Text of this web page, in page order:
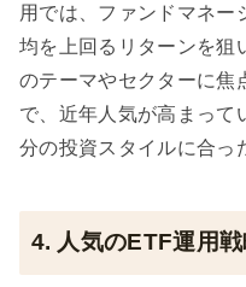
用では、ファンドマネー
均を上回るリターンを狙
のテーマやセクターに焦
で、近年人気が高まって
分の投資スタイルに合っ
4. 人気のETF運用